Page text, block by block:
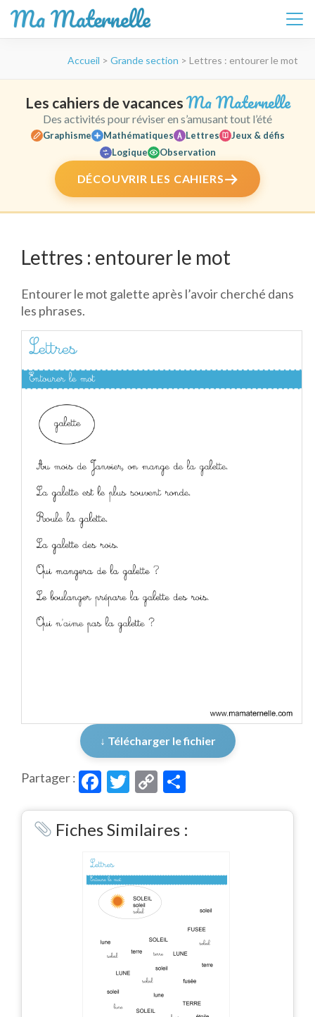
Ma Maternelle
(Pressez
Entrée)
Accueil > Grande section > Lettres : entourer le mot
Les cahiers de vacances Ma Maternelle
Des activités pour réviser en s’amusant tout l’été
Graphisme Mathématiques Lettres
Jeux & défis
Logique
Observation
DÉCOUVRIR LES CAHIERS
Lettres : entourer le mot
Entourer le mot galette après l’avoir cherché dans
les phrases.
↓ Télécharger le fichier
Partager : Facebook
Twitter
Copy
Link
Fiches Similaires :